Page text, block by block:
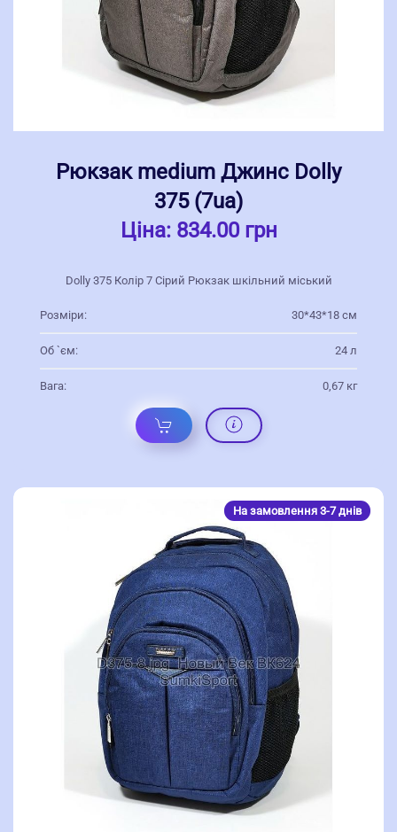
Рюкзак medium Джинс Dolly
375 (7ua)
Ціна: 834.00 грн
Dolly 375 Колір 7 Сірий Рюкзак шкільний міський
Розміри: 30*43*18 см
Об `єм: 24 л
Вага: 0,67 кг
На замовлення 3-7 днів